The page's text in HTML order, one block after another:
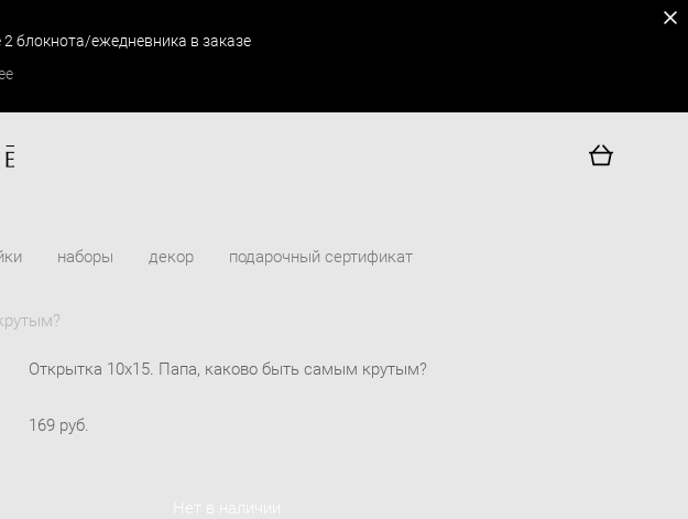
блокнота/ежедневника в заказе
наборы декор подарочный сертификат
Открытка 10х15. Папа, каково быть самым крутым?
169 pуб.
Нет в наличии